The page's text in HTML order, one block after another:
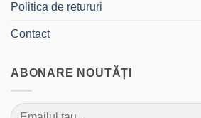
Politica de retururi
Contact
ABONARE NOUTĂȚI